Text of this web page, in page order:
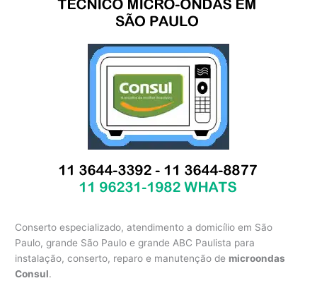
Conserto especializado, atendimento a domicílio em São
Paulo, grande São Paulo e grande ABC Paulista para
instalação, conserto, reparo e manutenção de microondas
Consul.